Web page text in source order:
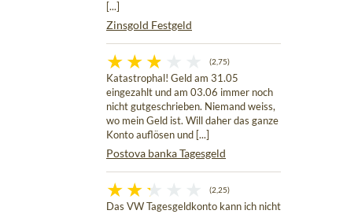
[...]
Zinsgold Festgeld
(2,75)
Katastrophal! Geld am 31.05
eingezahlt und am 03.06 immer noch
nicht gutgeschrieben. Niemand weiss,
wo mein Geld ist. Will daher das ganze
Konto auflösen und [...]
Postova banka Tagesgeld
(2,25)
Das VW Tagesgeldkonto kann ich nicht